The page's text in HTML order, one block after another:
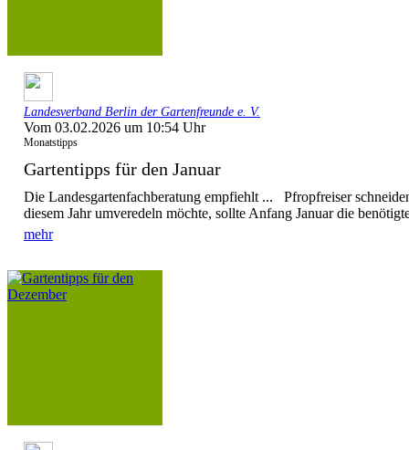
Landesverband Berlin der Gartenfreunde e. V.
Vom 03.02.2026 um 10:54 Uhr
Monatstipps
Gartentipps für den Januar
Die Landesgartenfachberatung empfiehlt ... Pfropfreiser
diesem Jahr umveredeln möchte, sollte Anfang Januar die
mehr